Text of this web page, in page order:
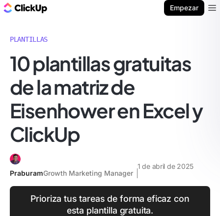
Empezar
PLANTILLAS
10 plantillas gratuitas
de la matriz de
Eisenhower en Excel y
ClickUp
PraburamGrowth Marketing Manager
1 de abril de 2025
Prioriza tus tareas de forma eficaz con
esta plantilla gratuita.